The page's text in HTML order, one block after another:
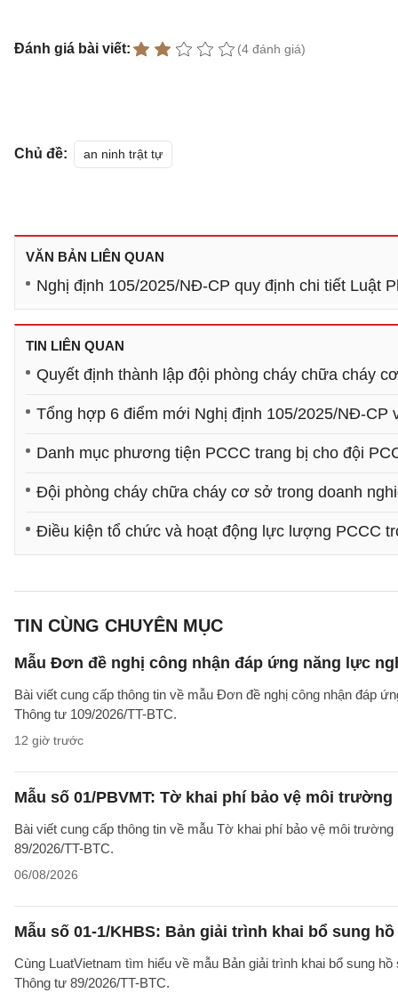
Đánh giá bài viết: (4 đánh giá)
Chủ đề: an ninh trật tự
VĂN BẢN LIÊN QUAN
Nghị định 105/2025/NĐ-CP quy định chi tiết Luật
TIN LIÊN QUAN
Quyết định thành lập đội phòng cháy chữa cháy
Tổng hợp 6 điểm mới Nghị định 105/2025/NĐ-CP
Danh mục phương tiện PCCC trang bị cho đội
Đội phòng cháy chữa cháy cơ sở trong doanh
Điều kiện tổ chức và hoạt động lực lượng PCCC
TIN CÙNG CHUYÊN MỤC
Mẫu Đơn đề nghị công nhận đáp ứng năng lực
Bài viết cung cấp thông tin về mẫu Đơn đề nghị công nhận đáp
Thông tư 109/2026/TT-BTC.
12 giờ trước
Mẫu số 01/PBVMT: Tờ khai phí bảo vệ môi trường
Bài viết cung cấp thông tin về mẫu Tờ khai phí bảo vệ môi
89/2026/TT-BTC.
06/08/2026
Mẫu số 01-1/KHBS: Bản giải trình khai bổ sung
Cùng LuatVietnam tìm hiểu về mẫu Bản giải trình khai bổ sung
Thông tư 89/2026/TT-BTC.